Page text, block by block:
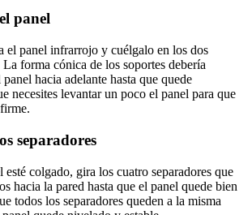
panel
el panel infrarrojo y cuélgalo en los dos
forma cónica de los soportes debería
hacia adelante hasta que quede
necesites levantar un poco el panel para que
separadores
colgado, gira los cuatro separadores que
hacia la pared hasta que el panel quede bien
todos los separadores queden a la misma